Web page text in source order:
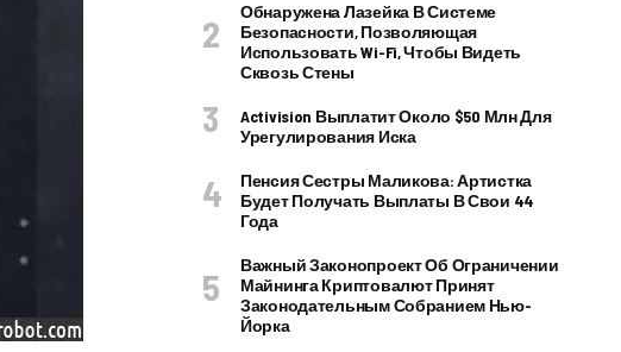
Обнаружена Лазейка В Системе
Безопасности, Позволяющая
Использовать Wi-Fi, Чтобы Видеть
Сквозь Стены
Activision Выплатит Около $50 Млн Для
Урегулирования Иска
Пенсия Сестры Маликова: Артистка
Будет Получать Выплаты В Свои 44
Года
Важный Законопроект Об Ограничении
Майнинга Криптовалют Принят
Законодательным Собранием Нью-
Йорка